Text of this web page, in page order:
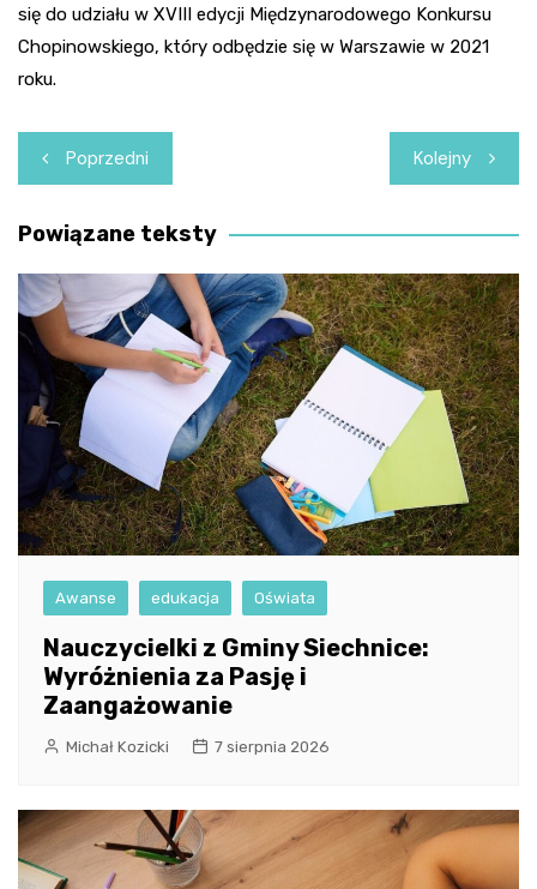
się do udziału w XVIII edycji Międzynarodowego Konkursu
Chopinowskiego, który odbędzie się w Warszawie w 2021
roku.
Nawigacja
wpisu
Poprzedni Kolejny
Powiązane teksty
Awanse edukacja Oświata
Nauczycielki z Gminy Siechnice:
Wyróżnienia za Pasję i
Zaangażowanie
Michał Kozicki 7 sierpnia 2026